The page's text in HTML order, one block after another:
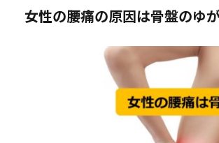
女性の腰痛の原因は骨盤のゆ